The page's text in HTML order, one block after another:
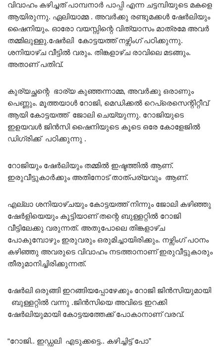
വിവാഹം കഴിച്ചത് പാമ്പനാർ പാപ്പി എന്ന ചട്ടമ്പിയുടെ മകളെ
ആയിരുന്നു. ഏലിയാമ്മ . അവർക്കു രണ്ടുമക്കൾ ഷേർലിയും
ഷൈനിയും. ഓരോ വയസ്സിന്റെ വിത്യാസം മാത്രമേ അവർ
തമ്മിലുള്ളു.ഷേർലി കോട്ടയത്ത്‌ നഴ്സിംഗ് പഠിക്കുന്നു.
ശനിയാഴ്ച വീട്ടിൽ വരും. തിങ്കളാഴ്ച രാവിലെ മടങ്ങും.
അതാണ് പതിവ്.
കുര്യച്ഛന്റെ ഭാര്യ കുഞ്ഞന്നാമ്മ, അവർക്കു ഒരാണും
പെണ്ണും. മൂത്തയാൾ റോജി, മെഡിക്കൽ റെപ്രെസെന്റിറ്റീവ്
ആയി കോട്ടയത്ത്‌ ജോലി ചെയ്യുന്നു. റോജിയുടെ
ഇളയവൾ ജിൻസി ഷൈനിയുടെ കൂടെ ഒരേ കോളേജിൽ
ഡിഗ്രിക്ക് പഠിക്കുന്നു .
റോജിയും ഷേർലിയും തമ്മിൽ ഇഷ്ടത്തിൽ ആണ്.
ഇരുവീട്ടുകാർക്കും അതിനോട് താത്പര്യവും ആണ്.
എല്ലാ ശനിയാഴ്ചയും കോട്ടയത്ത്‌ നിന്നും ജോലി കഴിഞ്ഞു
ഷേർളിയെയും കൂട്ടിയാണ് തന്റെ ബുള്ളറ്റിൽ റോജി
വീട്ടിലേക്കു വരുന്നത്. അതുപോലെ തിങ്കളാഴ്ച
പോകുമ്പോഴും ഇരുവരും ഒരുമിച്ചായിരിക്കും. നഴ്സിംഗ് പഠനം
കഴിഞ്ഞു അവരുടെ വിവാഹം നടത്താനാണ് ഇരുവീട്ടുകാരും
തീരുമാനിച്ചിരിക്കുന്നത്.
ഷേർലി ഒരുങ്ങി ഇറങ്ങിയപ്പോഴേക്കും റോജി ജിൻസിയുമായി
ബുള്ളറ്റിൽ വന്നു .ജിൻസിയെ അവിടെ ഇറക്കി
ഷേർലിയുമായി കോട്ടയത്തേക്ക് പോകാനാണ് വരവ്.
“റോജി.. ഇഡ്ഡലി എടുക്കട്ടെ.. കഴിച്ചിട്ട് പോ”